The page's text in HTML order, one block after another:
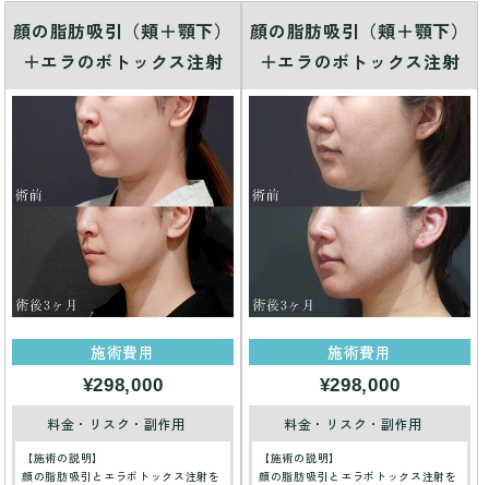
顔の脂肪吸引（頬＋顎下）
＋エラのボトックス注射
施術費用
¥298,000
料金・リスク・副作用
【施術の説明】
顔の脂肪吸引とエラボトックス注射を
顔の脂肪吸引（頬＋顎下）
＋エラのボトックス注射
施術費用
¥298,000
料金・リスク・副作用
【施術の説明】
顔の脂肪吸引とエラボトックス注射を